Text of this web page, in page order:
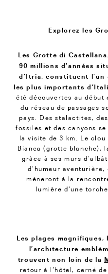
Explorez les
Les Grotte di
90 millions d’années
d’Itria, constituent
les plus importants
été découvertes au
du réseau de passages
pays. Des stalactites,
fossiles et des canyons
la visite de 3 km. Le
Bianca (grotte blanche),
grâce à ses murs
d’humeur
mèneront à la
lumière d’une
Les plages
l’architecture
trouvent non loin de la
retour à l’hôtel, cerné